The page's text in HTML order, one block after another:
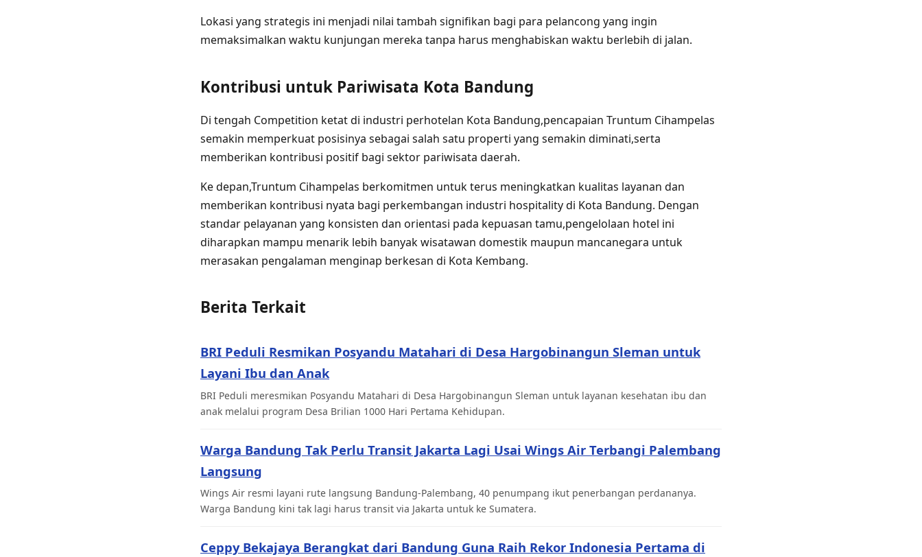
Lokasi yang strategis ini menjadi nilai tambah signifikan bagi para pelancong yang ingin
memaksimalkan waktu kunjungan mereka tanpa harus menghabiskan waktu berlebih di jalan.
Kontribusi untuk Pariwisata Kota Bandung
Di tengah Competition ketat di industri perhotelan Kota Bandung,pencapaian Truntum Cihampelas
semakin memperkuat posisinya sebagai salah satu properti yang semakin diminati,serta
memberikan kontribusi positif bagi sektor pariwisata daerah.
Ke depan,Truntum Cihampelas berkomitmen untuk terus meningkatkan kualitas layanan dan
memberikan kontribusi nyata bagi perkembangan industri hospitality di Kota Bandung. Dengan
standar pelayanan yang konsisten dan orientasi pada kepuasan tamu,pengelolaan hotel ini
diharapkan mampu menarik lebih banyak wisatawan domestik maupun mancanegara untuk
merasakan pengalaman menginap berkesan di Kota Kembang.
Berita Terkait
BRI Peduli Resmikan Posyandu Matahari di Desa Hargobinangun Sleman untuk
Layani Ibu dan Anak
BRI Peduli meresmikan Posyandu Matahari di Desa Hargobinangun Sleman untuk layanan kesehatan ibu dan
anak melalui program Desa Brilian 1000 Hari Pertama Kehidupan.
Warga Bandung Tak Perlu Transit Jakarta Lagi Usai Wings Air Terbangi Palembang
Langsung
Wings Air resmi layani rute langsung Bandung-Palembang, 40 penumpang ikut penerbangan perdananya.
Warga Bandung kini tak lagi harus transit via Jakarta untuk ke Sumatera.
Ceppy Bekajaya Berangkat dari Bandung Guna Raih Rekor Indonesia Pertama di